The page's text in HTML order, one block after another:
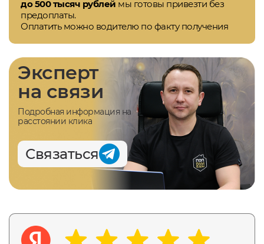
до 500 тысяч рублей мы готовы привезти без
предоплаты.
Оплатить можно водителю по факту получения
Эксперт
на связи
Подробная информация на
расстоянии клика
Связаться